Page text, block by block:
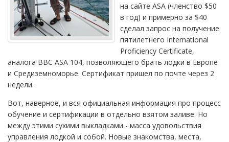
на сайте ASA (членство $50
в год) и примерно за $40
сделал запрос на получение
пятилетнего International
Proficiency Certificate,
аналога BBC ASA 104, позволяющего брать лодки в Европе
и Средиземноморье. Сертификат пришел по почте через 2
недели.
Вот, наверное, и вся официальная информация про процесс
обучение и сертификации в отдельно взятом заливе. Но
между этими сухими выкладками - масса удовольствия
управления лодкой и собой. Новые знакомства, места,